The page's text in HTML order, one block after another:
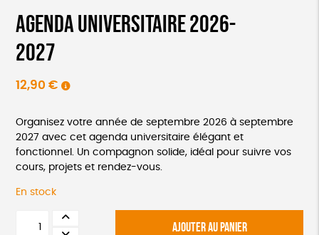
Agenda universitaire 2026-
2027
12,90 €
Organisez votre année de septembre 2026 à septembre
2027 avec cet agenda universitaire élégant et
fonctionnel. Un compagnon solide, idéal pour suivre vos
cours, projets et rendez-vous.
En stock
AJOUTER AU PANIER